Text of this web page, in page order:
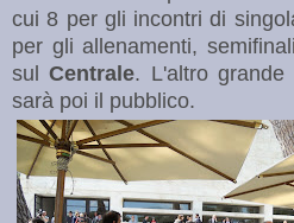
cui 8 per gli incontri di
per gli allenamenti,
sulCentrale. L'altro grande
sarà poi il pubblico.